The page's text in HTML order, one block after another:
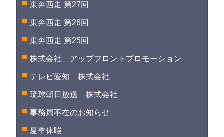
東奔西走 第27回
東奔西走 第26回
東奔西走 第25回
株式会社 アップフロントプロモーション
テレビ愛知 株式会社
琉球朝日放送 株式会社
事務局不在のお知らせ
夏季休暇